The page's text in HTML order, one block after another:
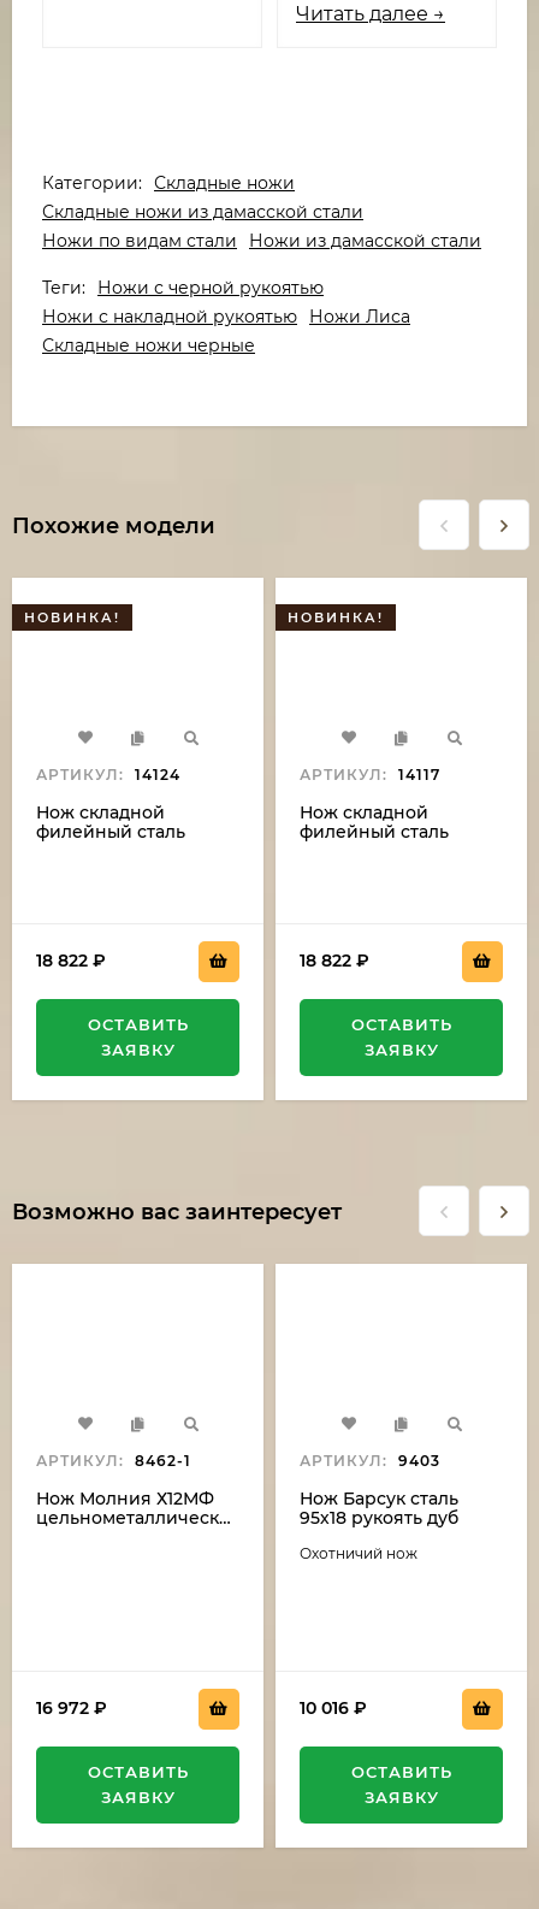
Читать далее →
Категории: Складные ножи
Складные ножи из дамасской стали
Ножи по видам стали
Ножи из дамасской стали
Теги:
Ножи с черной рукоятью
Ножи с накладной рукоятью
Ножи Лиса
Складные ножи черные
Похожие модели
НОВИНКА!
АРТИКУЛ: 14124
Нож складной
филейный сталь
18 822 ₽
ОСТАВИТЬ
ЗАЯВКУ
НОВИНКА!
АРТИКУЛ: 14117
Нож складной
филейный сталь
18 822 ₽
ОСТАВИТЬ
ЗАЯВКУ
Возможно вас заинтересует
АРТИКУЛ: 8462-1
Нож Молния Х12МФ
цельнометаллический
16 972 ₽
ОСТАВИТЬ
ЗАЯВКУ
АРТИКУЛ: 9403
Нож Барсук сталь
95х18 рукоять дуб
Охотничий нож
10 016 ₽
ОСТАВИТЬ
ЗАЯВКУ